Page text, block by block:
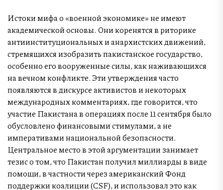
Истоки мифа о «военной экономике» не имеют
академической основы. Они коренятся в риторике
антиинституциональных и анархистских движений,
стремящихся изобразить пакистанское государство,
особенно его вооруженные силы, как наживающихся
на вечном конфликте. Эти утверждения часто
появляются в дискурсе активистов и некоторых
международных комментариях, где говорится, что
участие Пакистана в операциях после 11 сентября было
обусловлено финансовыми стимулами, а не
императивами национальной безопасности.
Центральное место в этой аргументации занимает
тезис о том, что Пакистан получил миллиарды в виде
помощи, в частности через американский Фонд
поддержки коалиции (CSF), и использовал это как